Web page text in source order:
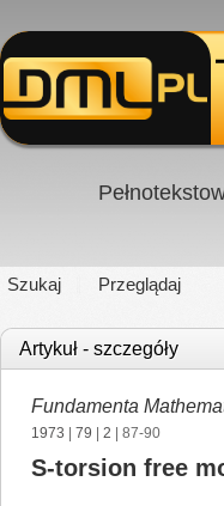
Szukaj Przeglądaj
Artykuł - szczegóły
Fundamenta
1973 79 2 | 87-90
S-torsion free